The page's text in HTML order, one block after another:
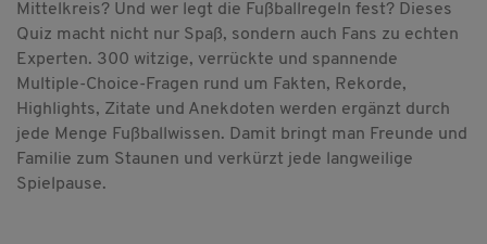
Mittelkreis? Und wer legt die Fußballregeln fest? Dieses
Quiz macht nicht nur Spaß, sondern auch Fans zu echten
Experten. 300 witzige, verrückte und spannende
Multiple-Choice-Fragen rund um Fakten, Rekorde,
Highlights, Zitate und Anekdoten werden ergänzt durch
jede Menge Fußballwissen. Damit bringt man Freunde und
Familie zum Staunen und verkürzt jede langweilige
Spielpause.